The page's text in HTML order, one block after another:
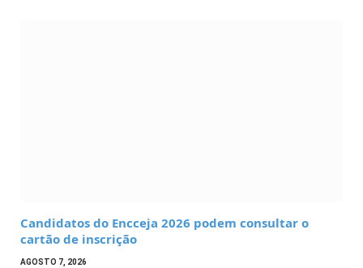
Candidatos do Encceja 2026 podem consultar o
cartão de inscrição
AGOSTO 7, 2026